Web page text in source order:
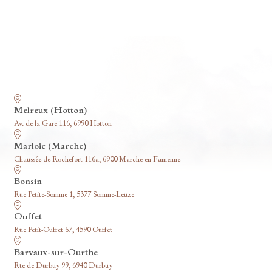
Melreux (Hotton)
Av. de la Gare 116, 6990 Hotton
Marloie (Marche)
Chaussée de Rochefort 116a, 6900 Marche-en-Famenne
Bonsin
Rue Petite-Somme 1, 5377 Somme-Leuze
Ouffet
Rue Petit-Ouffet 67, 4590 Ouffet
Barvaux-sur-Ourthe
Rte de Durbuy 99, 6940 Durbuy